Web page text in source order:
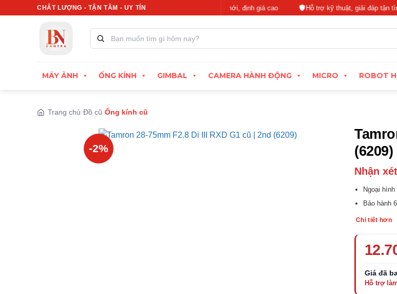
CHẤT LƯỢNG - TẬN TÂM - UY TÍN
Xuất hóa đơn VAT đầy đủ Thu cũ đổi mới, định giá cao Hỗ trợ kỹ thuật, giải đáp tận tình
kiếm
MÁY ẢNH ỐNG KÍNH GIMBAL CAMERA HÀNH ĐỘNG MICRO ROBOT
Trang chủ Đồ cũ Ống kính cũ
-2%
(6209)
Nhận
Ngoại
Bảo hành
Chi tiết hơn
Giá
gốc
là:
Giá
hiện
tại
là: